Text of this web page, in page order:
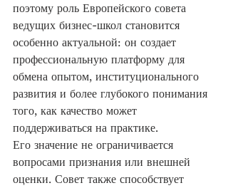
поэтому роль Европейского совета
ведущих бизнес-школ становится
особенно актуальной: он создает
профессиональную платформу для
обмена опытом, институционального
развития и более глубокого понимания
того, как качество может
поддерживаться на практике.
Его значение не ограничивается
вопросами признания или внешней
оценки. Совет также способствует